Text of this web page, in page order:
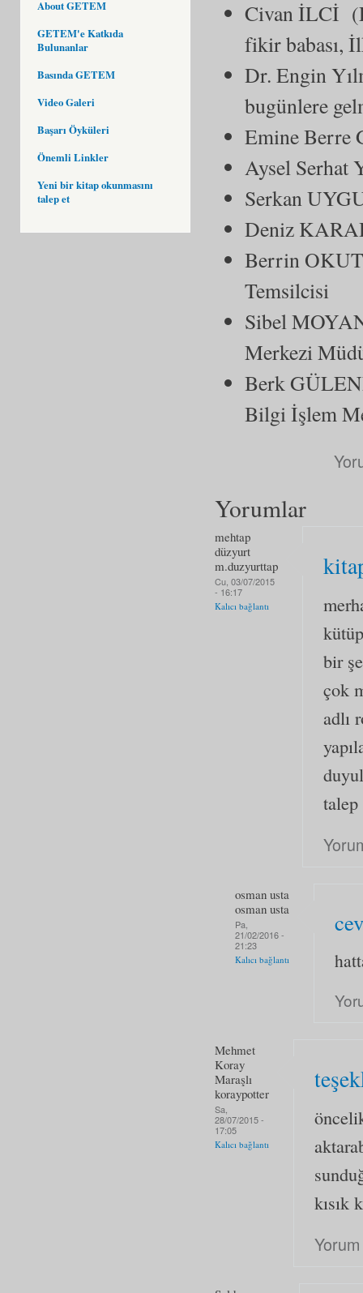
About GETEM
GETEM'e Katkıda
Bulunanlar
Basında GETEM
Video Galeri
Başarı Öyküleri
Önemli Linkler
Yeni bir kitap okunmasını
talep et
Civan İLCİ
fikir babası,
Dr. Engin
bugünlere
Emine Berre
Aysel
Serkan
Deniz
Berrin
Temsilcisi
Sibel
Merkezi
Berk
Bilgi İşlem
Yorumlar
mehtap
düzyurt
m.duzyurttap
Cu, 03/07/2015
- 16:17
Kalıcı bağlantı
bir
çok
adlı
osman usta
osman usta
Pa,
21/02/2016 -
21:23
Kalıcı bağlantı
Mehmet
Koray
Maraşlı
koraypotter
Sa,
28/07/2015 -
17:05
Kalıcı bağlantı
kısık